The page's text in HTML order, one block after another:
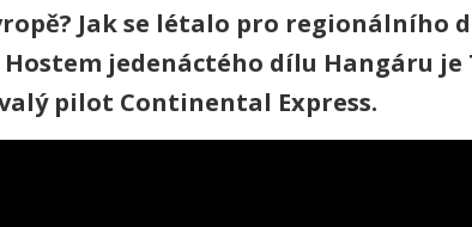
Jak se létalo pro regionálního
jedenáctého dílu Hangáru
pilot Continental Express.